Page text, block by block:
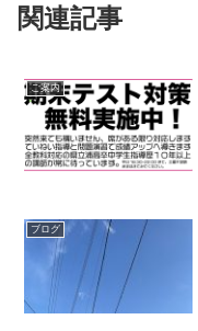
関連記事
ご案内
ブログ